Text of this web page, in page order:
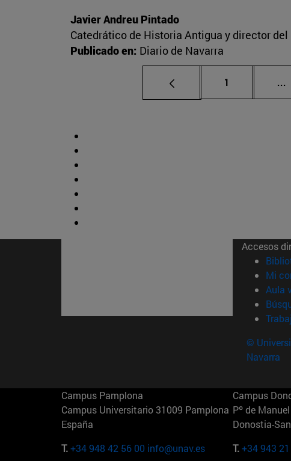
Javier Andreu Pintado
Catedrático de Historia Antigua y director
Publicado en: Diario de Navarra
Página
1 ...
Accesos
Mi
Aula
©
Navarra
Campus Pamplona
Campus Universitario 31009 Pamplona
España
T.+34 948 42 56 00 info@unav.es
Campus
Pº de
Donostia-
T.+34 943